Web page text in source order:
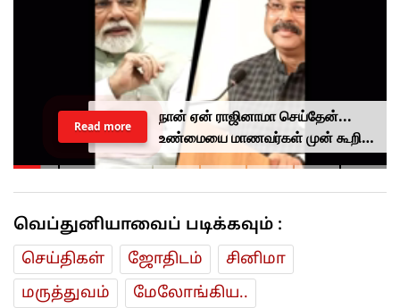
நான் ஏன் ராஜினாமா செய்தேன்...
உண்மையை மாணவர்கள் முன் கூறிய
தர்மேந்திர பிரதான்...
Read more
வெப்துனியாவைப் படிக்கவும் :
செய்திகள் ஜோ‌திட‌ம்
சினிமா
மரு‌த்துவ‌ம்
மேலோங்கிய..